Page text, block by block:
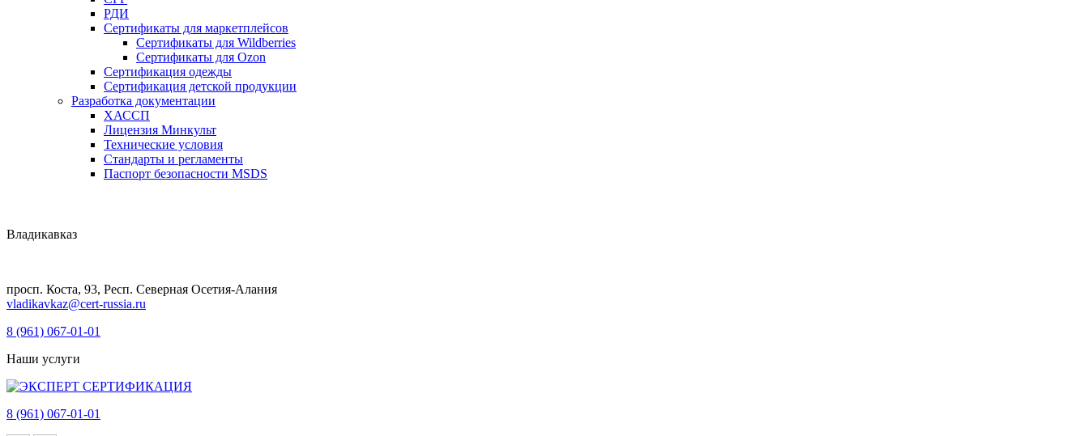
РДИ
Сертификаты для маркетплейсов
Сертификаты для Wildberries
Сертификаты для Ozon
Сертификация одежды
Сертификация детской продукции
Разработка документации
ХАССП
Лицензия Минкульт
Технические условия
Стандарты и регламенты
Паспорт безопасности MSDS
Владикавказ
просп. Коста, 93, Респ. Северная Осетия-Алания
vladikavkaz@cert-russia.ru
8 (961) 067-01-01
Наши услуги
8 (961) 067-01-01